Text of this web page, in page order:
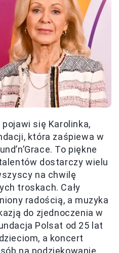
się Karolinka,
która zaśpiewa w
To piękne
dostarczy wielu
na chwilę
troskach. Cały
radością, a muzyka
do zjednoczenia w
Polsat od 25 lat
a koncert
na podziękowanie